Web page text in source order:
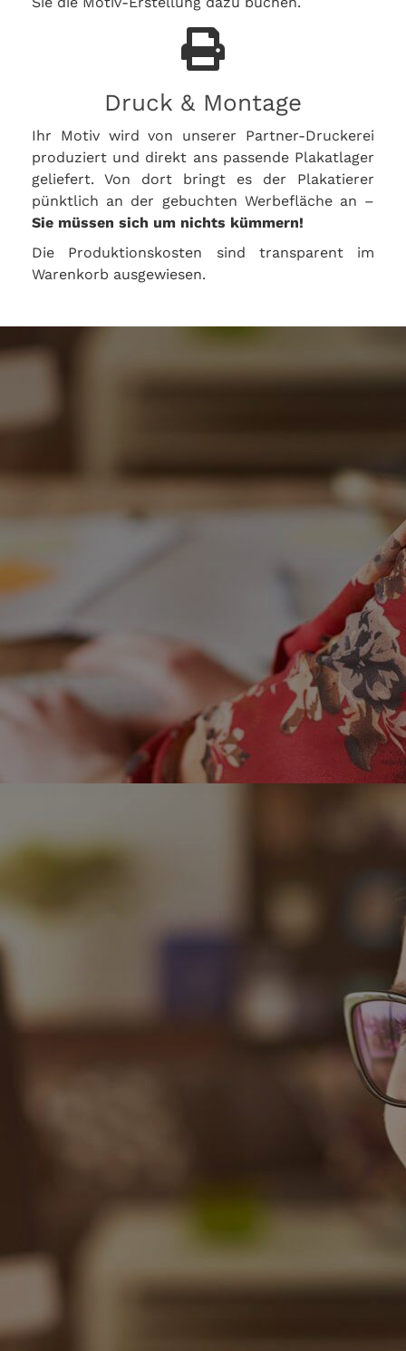
Druck & Montage
Ihr Motiv wird von unserer Partner-Druckerei
produziert und direkt ans passende Plakatlager
geliefert. Von dort bringt es der Plakatierer
pünktlich an der gebuchten Werbefläche an –
Sie müssen sich um nichts kümmern!
Die Produktionskosten sind transparent im
Warenkorb ausgewiesen.